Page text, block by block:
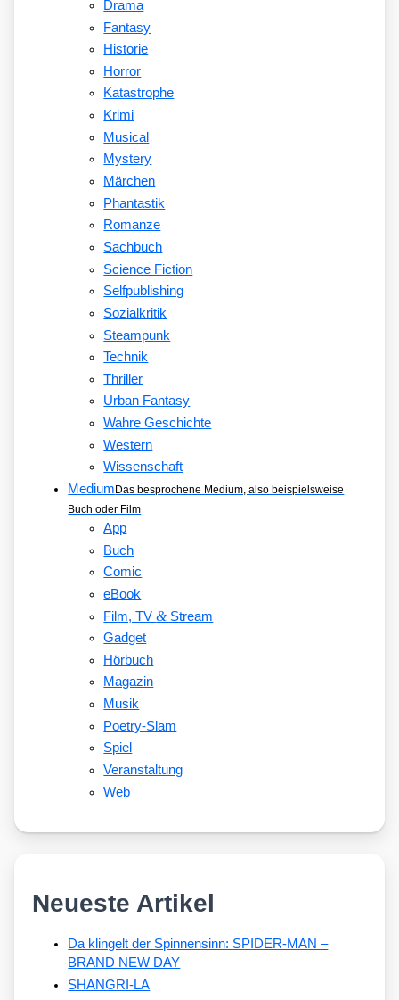
Drama
Fantasy
Historie
Horror
Katastrophe
Krimi
Musical
Mystery
Märchen
Phantastik
Romanze
Sachbuch
Science Fiction
Selfpublishing
Sozialkritik
Steampunk
Technik
Thriller
Urban Fantasy
Wahre Geschichte
Western
Wissenschaft
Medium Das besprochene Medium, also beispielsweise
Buch oder Film
App
Buch
Comic
eBook
Film, TV&Stream
Gadget
Hörbuch
Magazin
Musik
Poetry-Slam
Spiel
Veranstaltung
Web
Neueste Artikel
Da klingelt der Spinnensinn: SPIDER-MAN –
BRAND NEW DAY
SHANGRI-LA